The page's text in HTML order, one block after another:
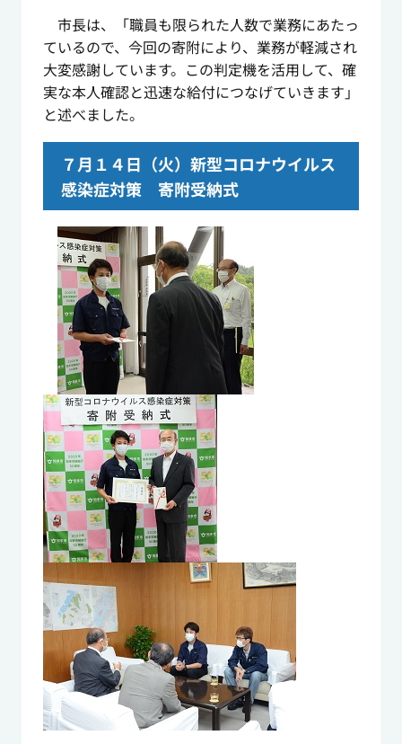
市長は、「職員も限られた人数で業務にあたっ
ているので、今回の寄附により、業務が軽減され
大変感謝しています。この判定機を活用して、確
実な本人確認と迅速な給付につなげていきます」
と述べました。
７月１４日（火）新型コロナウイルス
感染症対策 寄附受納式